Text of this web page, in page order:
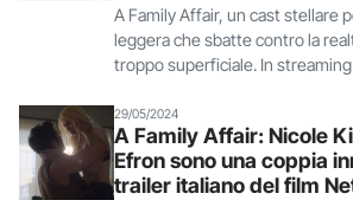
A Family Affair, un cast stellare
leggera che sbatte contro la
troppo superficiale. In
29/05/2024
A Family Affair: Nicole
Efron sono una coppia
trailer italiano del film